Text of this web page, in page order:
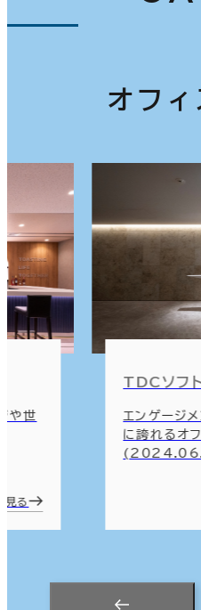
オフィ
や世
見る
TDCソフ
エンゲージ
に誇れるオフ